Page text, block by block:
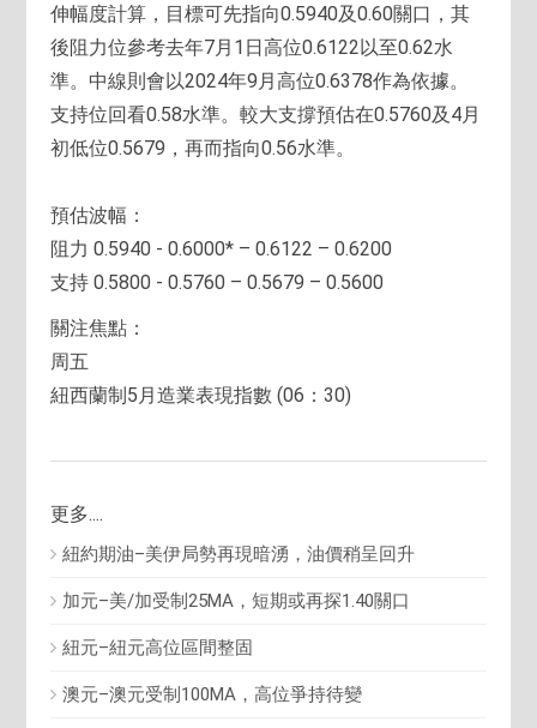
伸幅度計算，目標可先指向0.5940及0.60關口，其
後阻力位參考去年7月1日高位0.6122以至0.62水
準。中線則會以2024年9月高位0.6378作為依據。
支持位回看0.58水準。較大支撐預估在0.5760及4月
初低位0.5679，再而指向0.56水準。
預估波幅：
阻力 0.5940 - 0.6000* – 0.6122 – 0.6200
支持 0.5800 - 0.5760 – 0.5679 – 0.5600
關注焦點：
周五
紐西蘭制5月造業表現指數 (06：30)
更多....
紐約期油–美伊局勢再現暗湧，油價稍呈回升
加元–美/加受制25MA，短期或再探1.40關口
紐元–紐元高位區間整固
澳元–澳元受制100MA，高位爭持待變